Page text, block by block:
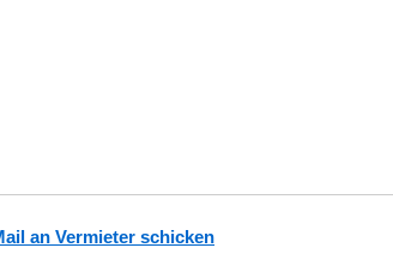
an Vermieter schicken